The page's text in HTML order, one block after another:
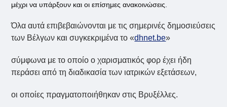
μέχρι να υπάρξουν και οι επίσημες ανακοινώσεις.
Όλα αυτά επιβεβαιώνονται με τις σημερινές δημοσιεύσεις
των Βέλγων και συγκεκριμένα το «dhnet.be»
σύμφωνα με το οποίο ο χαρισματικός φορ έχει ήδη
περάσει από τη διαδικασία των ιατρικών εξετάσεων,
οι οποίες πραγματοποιήθηκαν στις Βρυξέλλες.